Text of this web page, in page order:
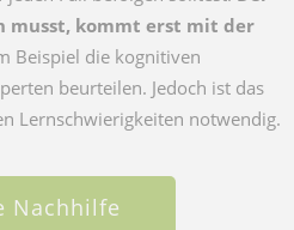
musst, kommt erst mit der
Beispiel die kognitiven
beurteilen. Jedoch ist das
Lernschwierigkeiten notwendig.
Nachhilfe